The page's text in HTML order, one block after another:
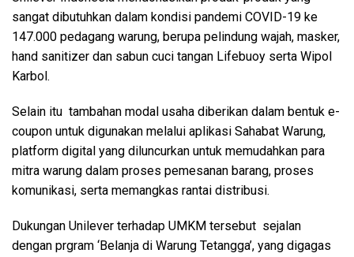
sangat dibutuhkan dalam kondisi pandemi COVID-19 ke
147.000 pedagang warung, berupa pelindung wajah, masker,
hand sanitizer dan sabun cuci tangan Lifebuoy serta Wipol
Karbol.
Selain itu tambahan modal usaha diberikan dalam bentuk e-
coupon untuk digunakan melalui aplikasi Sahabat Warung,
platform digital yang diluncurkan untuk memudahkan para
mitra warung dalam proses pemesanan barang, proses
komunikasi, serta memangkas rantai distribusi.
Dukungan Unilever terhadap UMKM tersebut sejalan
dengan prgram ‘Belanja di Warung Tetangga’, yang digagas